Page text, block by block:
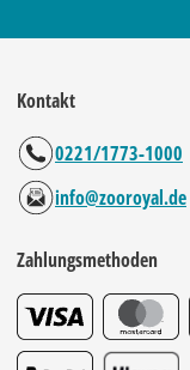
Kontakt
0221/1773-1000
info@zooroyal.de
Zahlungsmethoden